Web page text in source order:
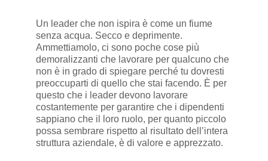
Un leader che non ispira è come un fiume
senza acqua. Secco e deprimente.
Ammettiamolo, ci sono poche cose più
demoralizzanti che lavorare per qualcuno che
non è in grado di spiegare perché tu dovresti
preoccuparti di quello che stai facendo. È per
questo che i leader devono lavorare
costantemente per garantire che i dipendenti
sappiano che il loro ruolo, per quanto piccolo
possa sembrare rispetto al risultato dell’intera
struttura aziendale, è di valore e apprezzato.